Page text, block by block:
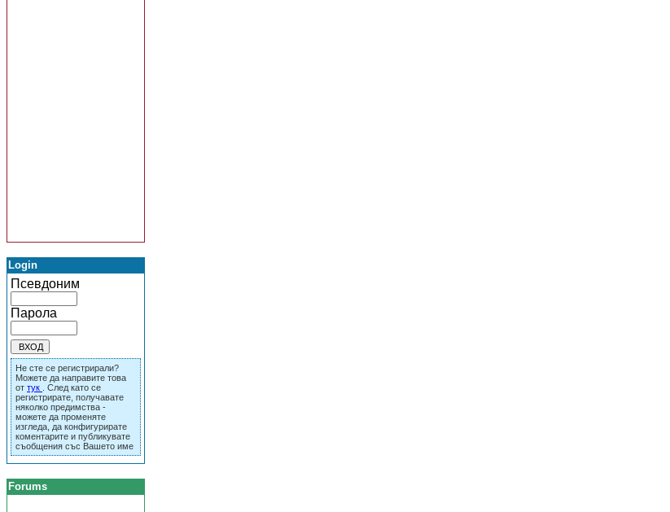
Login
Псевдоним
Парола
Не сте се регистрирали?
Можете да направите това
от тук
. След като се
регистрирате, получавате
няколко предимства -
можете да променяте
изгледа, да конфигурирате
коментарите и публикувате
съобщения със Вашето име
Forums